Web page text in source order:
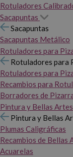
Rotuladores
Sacapuntas
Sacapuntas
Sacapuntas Metálico
Rotuladores para
Rotuladores para
Rotuladores para
Recambios para
Borradores de
Pintura y Bellas Artes
Pintura y Bellas
Plumas Caligráficas
Recambios de Bellas
Acuarelas